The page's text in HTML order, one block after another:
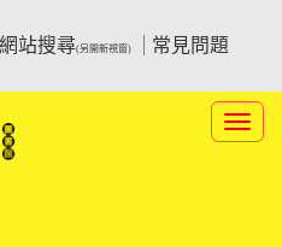
網站搜尋(另開新視窗)
常見問題